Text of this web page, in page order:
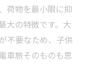
然体験におすす
プで自然を満
荷物を最小限に抑
大の特徴です。大
不要なため、子供
車旅そのものも思